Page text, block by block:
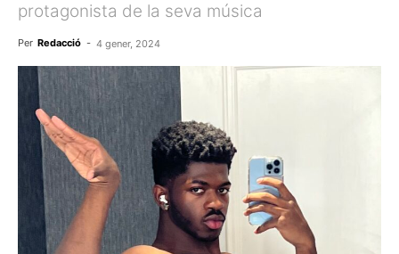
protagonista de la seva música
Per Redacció - 4 gener, 2024